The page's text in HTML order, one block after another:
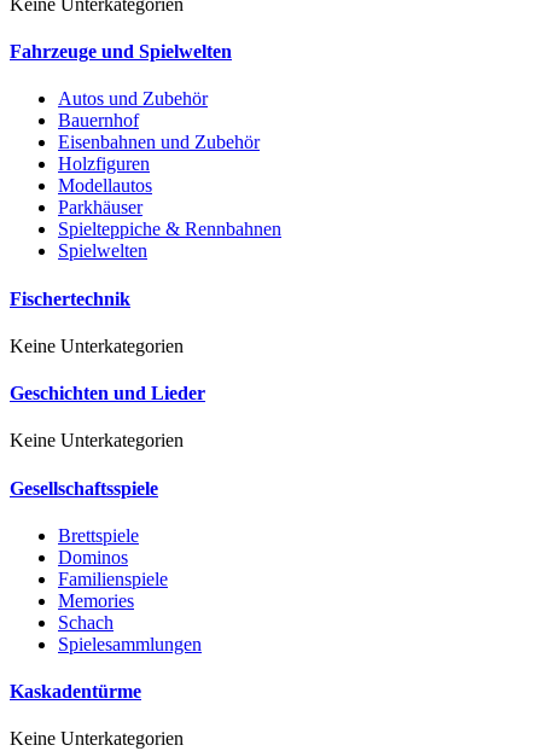
Fahrzeuge und Spielwelten
Autos und Zubehör
Bauernhof
Eisenbahnen und Zubehör
Holzfiguren
Modellautos
Parkhäuser
Spielteppiche & Rennbahnen
Spielwelten
Fischertechnik
Keine Unterkategorien
Geschichten und Lieder
Keine Unterkategorien
Gesellschaftsspiele
Brettspiele
Dominos
Familienspiele
Memories
Schach
Spielesammlungen
Kaskadentürme
Keine Unterkategorien